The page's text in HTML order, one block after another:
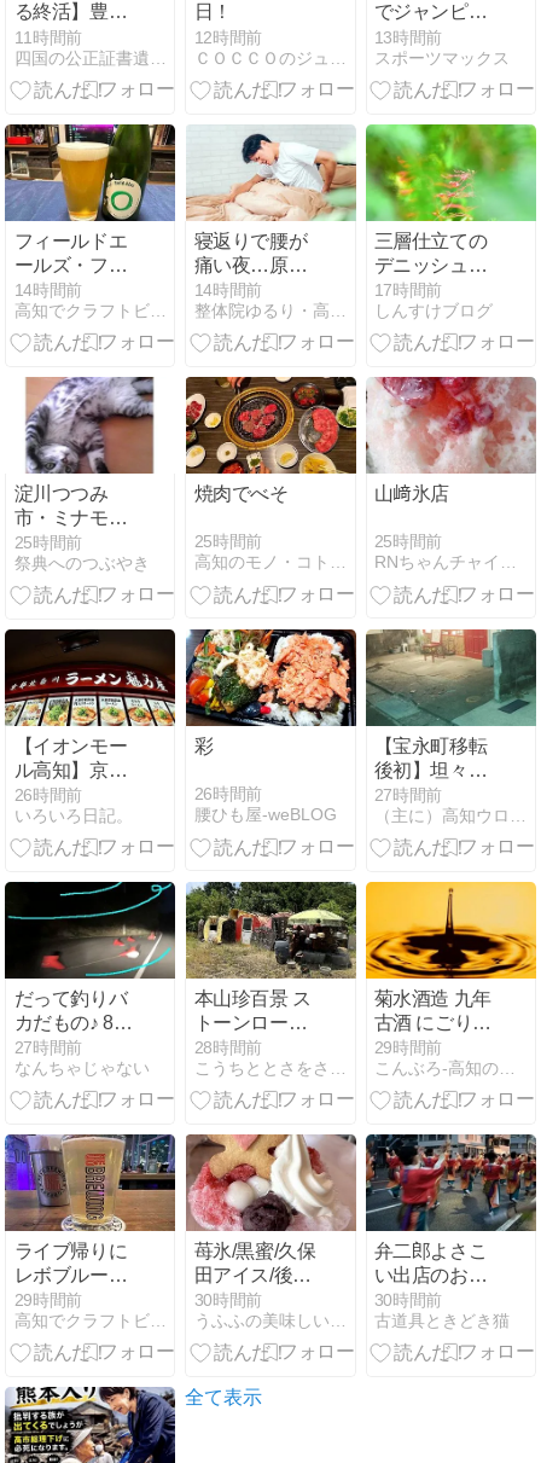
る終活】豊か
なシニアライ
フと、大切な
家族へつなぐ
11時間前
四国の公正証書遺言・相続・時効援用｜大塩行政書士
日！
12時間前
ＣＯＣＣＯのジュエリーブログ
でジャンピン
グMAX東日本
大会！
13時間前
スポーツマックス
フィールドエ
ールズ・フィ
ールドセゾン
14時間前
高知でクラフトビール...たまに色々
寝返りで腰が
痛い夜…原因
はコレだっ
た！
14時間前
整体院ゆるり・高知本院
三層仕立ての
デニッシュド
ーナツ
17時間前
しんすけブログ
淀川つつみ
市・ミナモ十
三(大阪市淀川
区) (再掲載)
25時間前
祭典へのつぶやき
焼肉でべそ
25時間前
高知のモノ・コト・ヒトカタログ
山﨑氷店
25時間前
RNちゃんチャイコフスキーの「自分用ブログ」
【イオンモー
ル高知】京都
北白川「ラー
メン魁力屋」
へ行く。
26時間前
いろいろ日記。
彩
26時間前
腰ひも屋-weBLOG
【宝永町移転
後初】坦々回
さんでビール
＆辛回麺（か
らたーんめ
27時間前
（主に）高知ウロウロ記 ムシマルはぐれ旅
だって釣りバ
カだもの♪ 8月
7日
27時間前
なんちゃじゃない
本山珍百景 ス
トーンロード
2026追跡
28時間前
こうちととさをさんぽ
菊水酒造 九年
古酒 にごり梅
酒 長期貯蔵
720mlが入
荷！
29時間前
こんぶろ-高知の酒屋ブログ
ライブ帰りに
レボブルーイ
ングで飲んだ
29時間前
高知でクラフトビール...たまに色々
苺氷/黒蜜/久保
田アイス/後に
雪崩( ﾉД`)/無料
バック
30時間前
うふふの美味しいもの探すぞ♪
弁二郎よさこ
い出店のお知
らせ。
30時間前
古道具ときどき猫
全て表示